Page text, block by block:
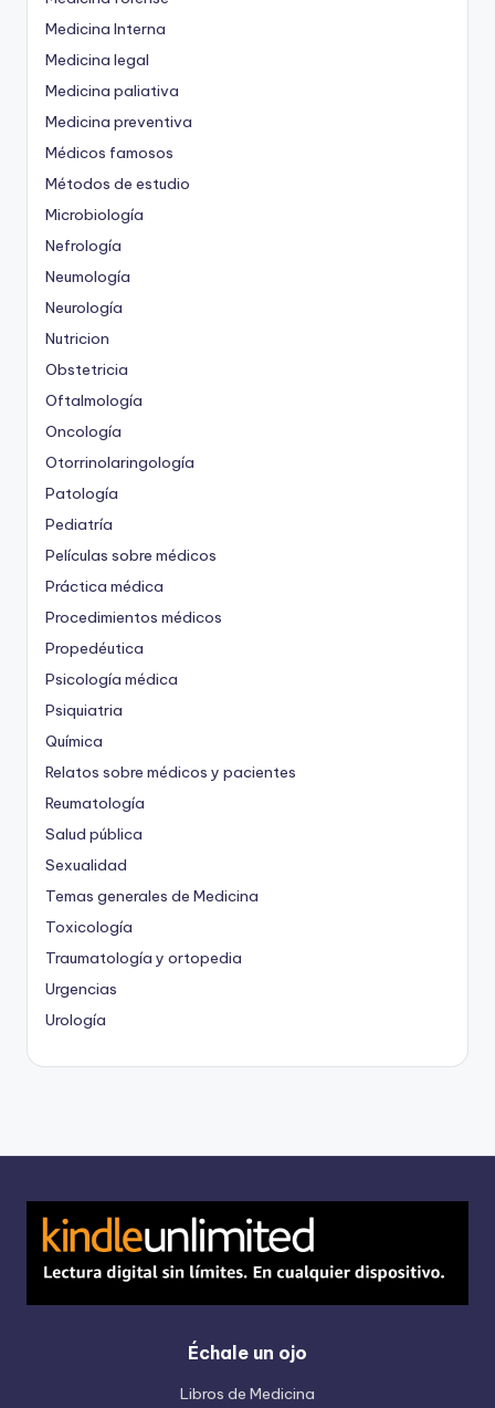
Medicina Interna
Medicina legal
Medicina paliativa
Medicina preventiva
Médicos famosos
Métodos de estudio
Microbiología
Nefrología
Neumología
Neurología
Nutricion
Obstetricia
Oftalmología
Oncología
Otorrinolaringología
Patología
Pediatría
Películas sobre médicos
Práctica médica
Procedimientos médicos
Propedéutica
Psicología médica
Psiquiatria
Química
Relatos sobre médicos y pacientes
Reumatología
Salud pública
Sexualidad
Temas generales de Medicina
Toxicología
Traumatología y ortopedia
Urgencias
Urología
Échale un ojo
Libros de Medicina